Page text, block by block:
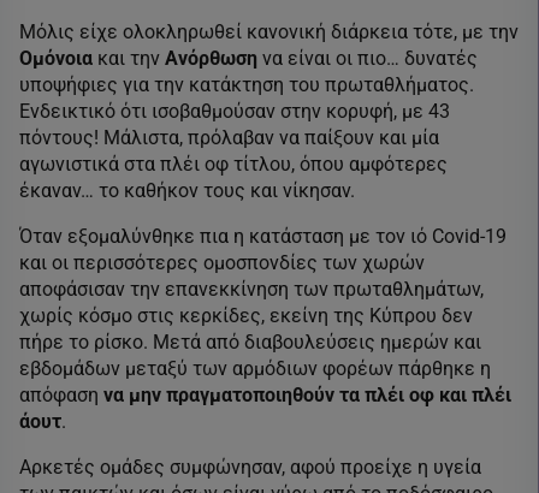
Μόλις είχε ολοκληρωθεί κανονική διάρκεια τότε, με την
Ομόνοια και την Ανόρθωση να είναι οι πιο… δυνατές
υποψήφιες για την κατάκτηση του πρωταθλήματος.
Ενδεικτικό ότι ισοβαθμούσαν στην κορυφή, με 43
πόντους! Μάλιστα, πρόλαβαν να παίξουν και μία
αγωνιστικά στα πλέι οφ τίτλου, όπου αμφότερες
έκαναν… το καθήκον τους και νίκησαν.
Όταν εξομαλύνθηκε πια η κατάσταση με τον ιό Covid-19
και οι περισσότερες ομοσπονδίες των χωρών
αποφάσισαν την επανεκκίνηση των πρωταθλημάτων,
χωρίς κόσμο στις κερκίδες, εκείνη της Κύπρου δεν
πήρε το ρίσκο. Μετά από διαβουλεύσεις ημερών και
εβδομάδων μεταξύ των αρμόδιων φορέων πάρθηκε η
απόφαση να μην πραγματοποιηθούν τα πλέι οφ και πλέι
άουτ.
Αρκετές ομάδες συμφώνησαν, αφού προείχε η υγεία